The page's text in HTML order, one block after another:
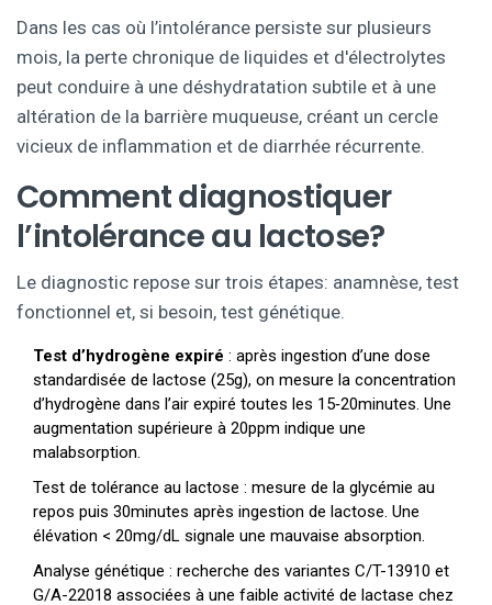
Dans les cas où l’intolérance persiste sur plusieurs
mois, la perte chronique de liquides et d'électrolytes
peut conduire à une déshydratation subtile et à une
altération de la barrière muqueuse, créant un cercle
vicieux de inflammation et de diarrhée récurrente.
Comment diagnostiquer
l’intolérance au lactose?
Le diagnostic repose sur trois étapes: anamnèse, test
fonctionnel et, si besoin, test génétique.
Test d’hydrogène expiré : après ingestion d’une dose
standardisée de lactose (25g), on mesure la concentration
d’hydrogène dans l’air expiré toutes les 15‑20minutes. Une
augmentation supérieure à 20ppm indique une
malabsorption.
Test de tolérance au lactose : mesure de la glycémie au
repos puis 30minutes après ingestion de lactose. Une
élévation < 20mg/dL signale une mauvaise absorption.
Analyse génétique : recherche des variantes C/T-13910 et
G/A-22018 associées à une faible activité de lactase chez